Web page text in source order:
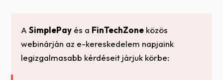
ASimplePay és a FinTechZone közös
webinárján az e-kereskedelem napjaink
legizgalmasabb kérdéseit járjuk körbe: